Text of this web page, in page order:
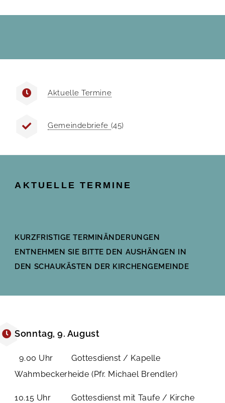
Aktuelle Termine
Gemeindebriefe (45)
AKTUELLE TERMINE
KURZFRISTIGE TERMINÄNDERUNGEN
ENTNEHMEN SIE BITTE DEN AUSHÄNGEN IN
DEN SCHAUKÄSTEN DER KIRCHENGEMEINDE
Sonntag, 9. August
9.00 Uhr Gottesdienst / Kapelle
Wahmbeckerheide (Pfr. Michael Brendler)
10.15 Uhr Gottesdienst mit Taufe / Kirche